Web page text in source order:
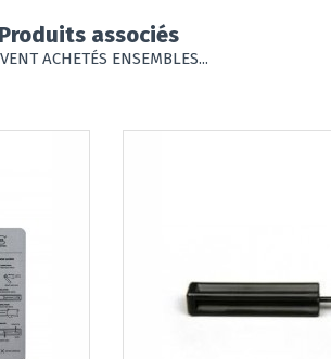
Produits associés
ACHETÉS ENSEMBLES...